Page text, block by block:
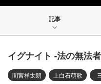
記事
イグナイト -法の無法
間宮祥太朗 上白石萌歌